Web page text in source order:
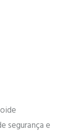
segurança e